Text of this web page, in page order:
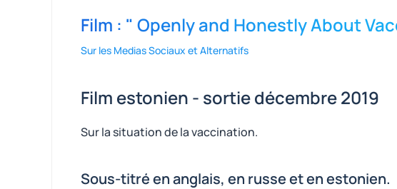
Film : " Openly and Honestly About
Sur les Medias Sociaux et Alternatifs
Film estonien - sortie décembre 2019
Sur la situation de la vaccination.
Sous-titré en anglais, en russe et en estonien.